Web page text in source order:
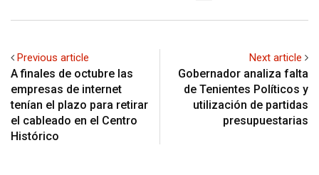
Previous article
A finales de octubre las
empresas de internet
tenían el plazo para retirar
el cableado en el Centro
Histórico
Next article
Gobernador analiza falta
de Tenientes Políticos y
utilización de partidas
presupuestarias